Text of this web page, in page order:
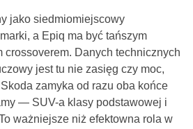
jako siedmiomiejscowy
a Epiq ma być tańszym
crossoverem. Danych technicznych
jest tu nie zasięg czy moc,
zamyka od razu oba końce
— SUV-a klasy podstawowej i
ważniejsze niż efektowna rola w